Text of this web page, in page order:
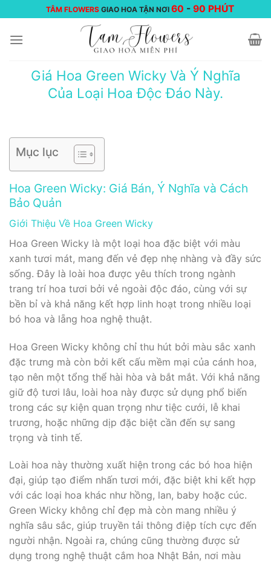
đến
nội
TÂM FLOWERS GIAO HOA TẬN NƠI 60 -90 PHÚT
Giá Hoa Green Wicky Và Ý Nghĩa
Của Loại Hoa Độc Đáo Này.
Mục lục
Hoa Green Wicky: Giá Bán, Ý Nghĩa và Cách
Bảo Quản
Giới Thiệu Về Hoa Green Wicky
Hoa Green Wicky là một loại hoa đặc biệt với màu
xanh tươi mát, mang đến vẻ đẹp nhẹ nhàng và đầy sức
sống. Đây là loài hoa được yêu thích trong ngành
trang trí hoa tươi bởi vẻ ngoài độc đáo, cùng với sự
bền bỉ và khả năng kết hợp linh hoạt trong nhiều loại
bó hoa và lẵng hoa nghệ thuật.
Hoa Green Wicky không chỉ thu hút bởi màu sắc xanh
đặc trưng mà còn bởi kết cấu mềm mại của cánh hoa,
tạo nên một tổng thể hài hòa và bắt mắt. Với khả năng
giữ độ tươi lâu, loài hoa này được sử dụng phổ biến
trong các sự kiện quan trọng như tiệc cưới, lễ khai
trương, hoặc những dịp đặc biệt cần đến sự sang
trọng và tinh tế.
Loài hoa này thường xuất hiện trong các bó hoa hiện
đại, giúp tạo điểm nhấn tươi mới, đặc biệt khi kết hợp
với các loại hoa khác như hồng, lan, baby hoặc cúc.
Green Wicky không chỉ đẹp mà còn mang nhiều ý
nghĩa sâu sắc, giúp truyền tải thông điệp tích cực đến
người nhận. Ngoài ra, chúng cũng thường được sử
dụng trong nghệ thuật cắm hoa Nhật Bản, nơi màu